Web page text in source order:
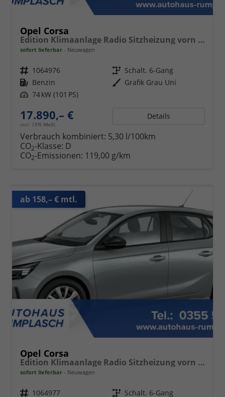
Opel Corsa
Edition Klimaanlage Radio Sitzheizung vorn PDC hinten ECO-LED-Scheinwerfer
sofort lieferbar Neuwagen
Fahrzeugnr. 1064976 Getriebe Schalt. 6-Gang
Kraftstoff Benzin Außenfarbe Grafik Grau Uni
Leistung 74 kW (101 PS)
17.890,– €
incl. 19% MwSt.
Details
Verbrauch kombiniert: 5,30 l/100km
CO2-Klasse: D
CO2-Emissionen: 119,00 g/km
ab 158,– € mtl.
Opel Corsa
Edition Klimaanlage Radio Sitzheizung vorn PDC hinten ECO-LED-Scheinwerfer
sofort lieferbar Neuwagen
Fahrzeugnr. 1064977 Getriebe Schalt. 6-Gang